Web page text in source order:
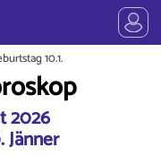
10.1.
2026
Jänner